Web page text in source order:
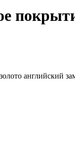
английский